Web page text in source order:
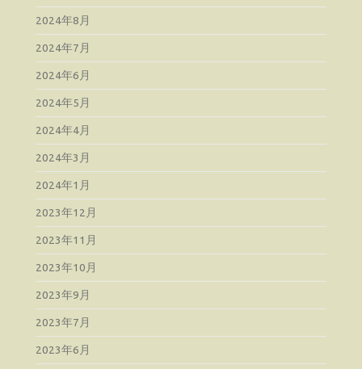
2024年8月
2024年7月
2024年6月
2024年5月
2024年4月
2024年3月
2024年1月
2023年12月
2023年11月
2023年10月
2023年9月
2023年7月
2023年6月